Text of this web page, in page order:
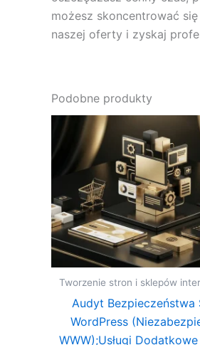
możesz skoncentrować
naszej oferty i zyskaj
Podobne produkty
Tworzenie stron i sklepów
Audyt Bezpieczeństwa
WordPress
WWW);Usługi